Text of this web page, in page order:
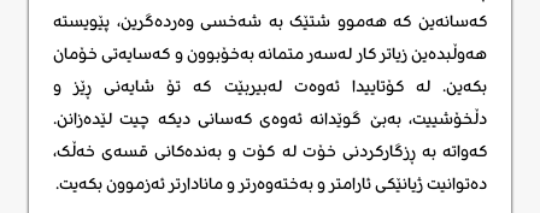
کەسانەین کە هەموو شتێک بە شەخسی وەردەگرین، پێویستە
هەوڵبدەین زیاتر کار لەسەر متمانە بەخۆبوون و کەسایەتی خۆمان
بکەین. لە کۆتاییدا ئەوەت لەبیربێت کە تۆ شایەنی ڕێز و
دڵخۆشییت، بەبێ گوێدانە ئەوەی کەسانی دیکە چیت لێدەزانن.
کەواتە بە ڕزگارکردنی خۆت لە کۆت و بەندەکانی قسەی خەڵک،
دەتوانیت ژیانێکی ئارامتر و بەختەوەرتر و مانادارتر ئەزموون بکەیت.